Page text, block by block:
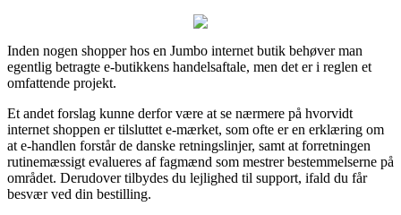
Inden nogen shopper hos en Jumbo internet butik behøver man
egentlig betragte e-butikkens handelsaftale, men det er i reglen et
omfattende projekt.
Et andet forslag kunne derfor være at se nærmere på hvorvidt
internet shoppen er tilsluttet e-mærket, som ofte er en erklæring om
at e-handlen forstår de danske retningslinjer, samt at forretningen
rutinemæssigt evalueres af fagmænd som mestrer bestemmelserne på
området. Derudover tilbydes du lejlighed til support, ifald du får
besvær ved din bestilling.